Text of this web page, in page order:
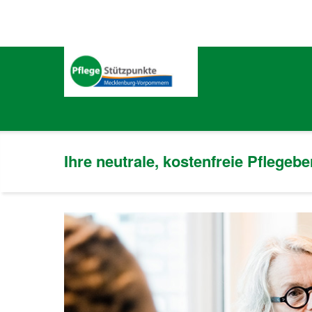
Ihre neutrale, kostenfreie